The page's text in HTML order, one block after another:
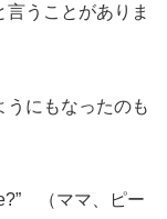
うことがありま
うにもなったのも
（ママ、ピー